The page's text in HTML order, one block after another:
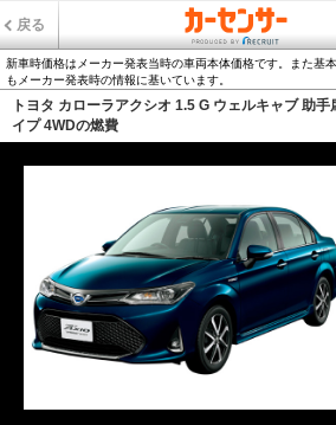
戻る
新車時価格はメーカー発表当時の車両本体価格です。また基
もメーカー発表時の情報に基いています。
トヨタ カローラアクシオ 1.5 G ウェルキャブ 助
イプ 4WDの燃費